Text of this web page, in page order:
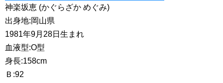
神楽坂恵 (かぐらざか めぐみ)
出身地:岡山県
1981年9月28日生まれ
血液型:O型
身長:158cm
Ｂ:92